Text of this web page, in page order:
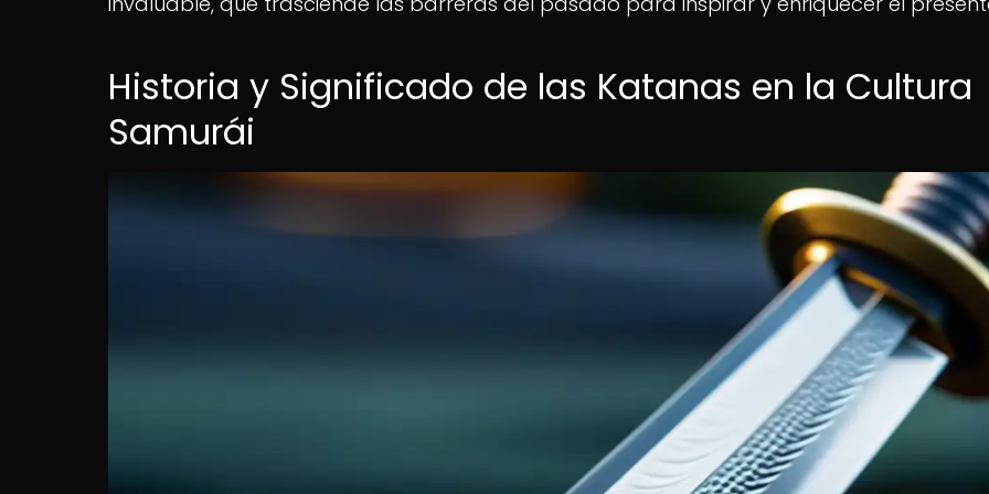
Historia y Significado de las Katanas en la Cultura
Samurái